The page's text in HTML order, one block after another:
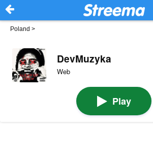
Poland >
DevMuzyka
Web
Play